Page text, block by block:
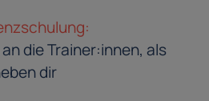
die Trainer:innen, als
dir